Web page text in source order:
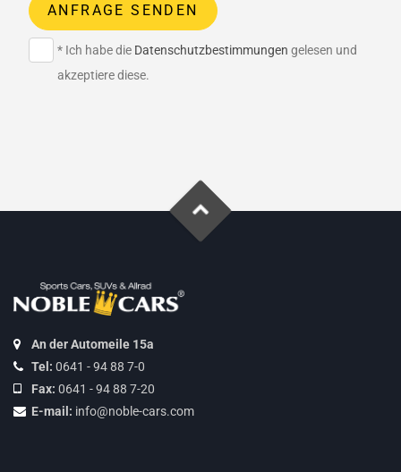
ANFRAGE SENDEN
* Ich habe die Datenschutzbestimmungen gelesen und
akzeptiere diese.
An der Automeile 15a
Tel: 0641 - 94 88 7-0
Fax: 0641 - 94 88 7-20
E-mail: info@noble-cars.com